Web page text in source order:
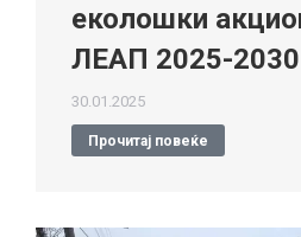
еколошки
ЛЕАП 2025-2030
30.01.2025
Прочитај повеќе